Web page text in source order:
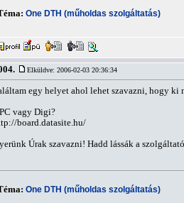
One DTH (műholdas szolgáltatás)
Elküldve: 2006-02-03 20:36:34
egy helyet ahol lehet szavazni, hogy
vagy Digi?
board.datasite.hu/
Úrak szavazni! Hadd lássák a
One DTH (műholdas szolgáltatás)